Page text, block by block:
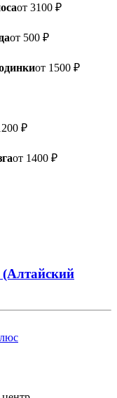
от 3100 ₽
от 500 ₽
от 1500 ₽
₽
от 1400 ₽